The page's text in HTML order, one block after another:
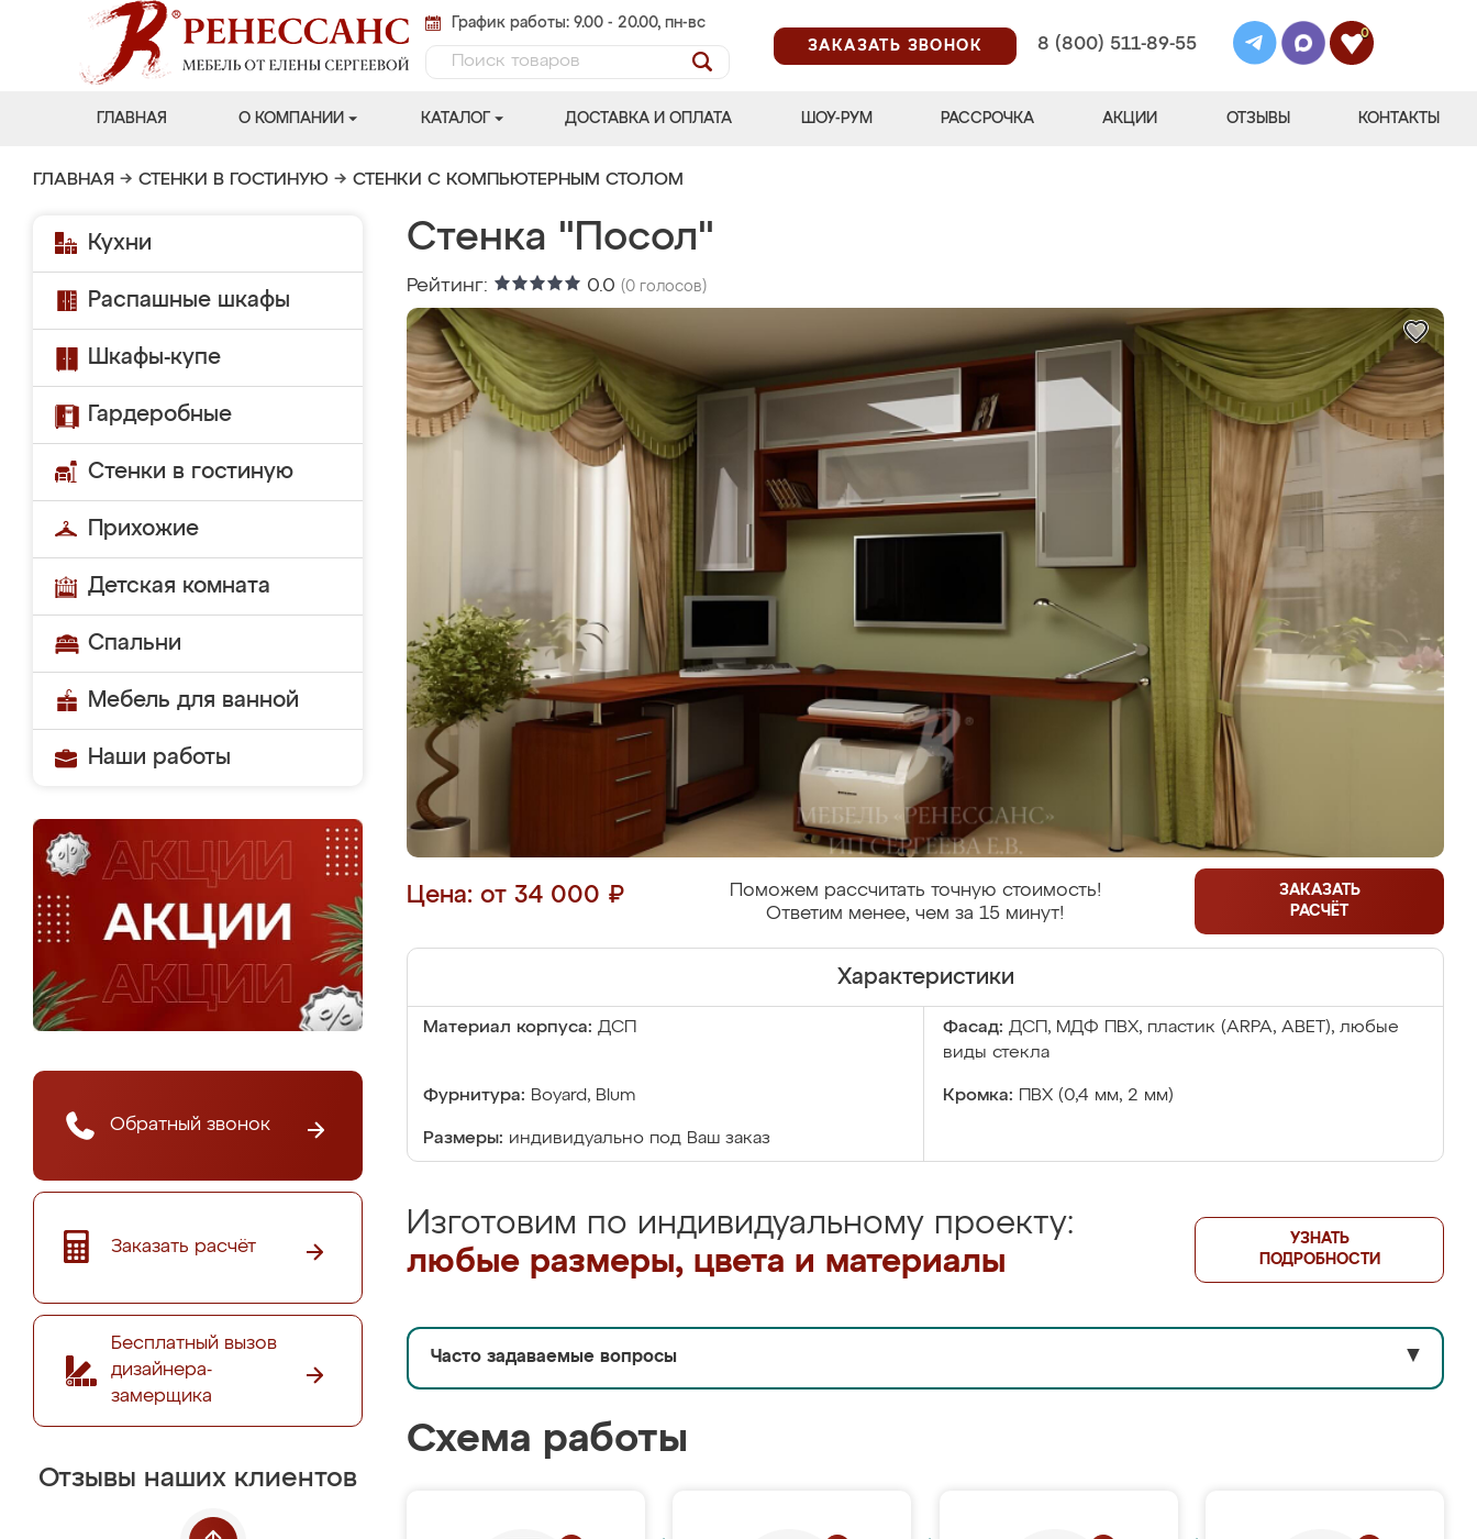
График работы: 9.00 - 20.00, пн-вс
ЗАКАЗАТЬ ЗВОНОК
8 (800) 511-89-55
0
ГЛАВНАЯ О КОМПАНИИ КАТАЛОГ ДОСТАВКА И ОПЛАТА ШОУ-РУМ РАССРОЧКА АКЦИИ ОТЗЫВЫ КОНТАКТЫ
ГЛАВНАЯ → СТЕНКИ В ГОСТИНУЮ → СТЕНКИ С КОМПЬЮТЕРНЫМ СТОЛОМ
Кухни
Распашные шкафы
Шкафы-купе
Гардеробные
Стенки в гостиную
Прихожие
Детская комната
Спальни
Мебель для ванной
Наши работы
Обратный звонок
Заказать расчёт
Бесплатный вызов
дизайнера-
замерщика
Отзывы наших клиентов
Стенка "Посол"
Рейтинг: 0.0 (0 голосов)
Цена: от 34 000 ₽
Поможем рассчитать точную стоимость!
Ответим менее, чем за 15 минут!
ЗАКАЗАТЬ
РАСЧЁТ
Характеристики
Материал корпуса: ДСП Фасад: ДСП, МДФ ПВХ, пластик (ARPA, ABET), любые
виды стекла
Фурнитура: Boyard, Blum Кромка: ПВХ (0,4 мм, 2 мм)
Размеры: индивидуально под Ваш заказ
Изготовим по индивидуальному проекту:
любые размеры, цвета и материалы
УЗНАТЬ
ПОДРОБНОСТИ
Часто задаваемые вопросы ▼
Схема работы